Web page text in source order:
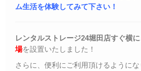
ム生活を体験してみて下さい！
レンタルストレージ24堀田店すぐ横に
場を設置いたしました！
さらに、便利にご利用頂けるようにな